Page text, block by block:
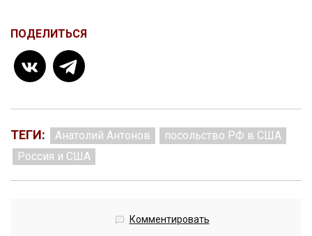
ПОДЕЛИТЬСЯ
ТЕГИ: Анатолий Антонов
посольство РФ в США
Россия и США
Комментировать